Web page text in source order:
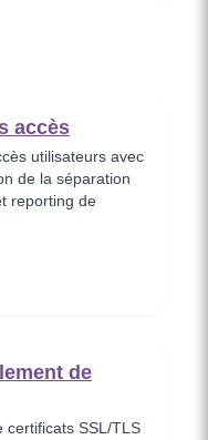
accès
utilisateurs avec
de la séparation
reporting de
de
certificats SSL/TLS